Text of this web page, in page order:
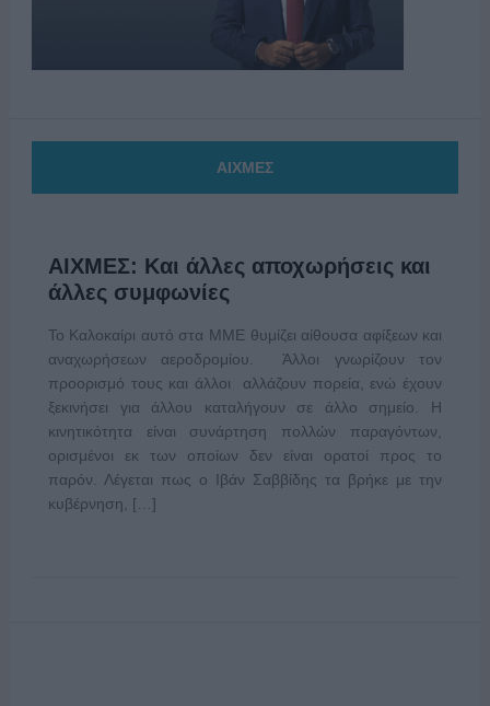
ΑΙΧΜΕΣ
ΑΙΧΜΕΣ: Και άλλες αποχωρήσεις και
άλλες συμφωνίες
Το Καλοκαίρι αυτό στα ΜΜΕ θυμίζει αίθουσα αφίξεων και
αναχωρήσεων αεροδρομίου. Άλλοι γνωρίζουν τον
προορισμό τους και άλλοι αλλάζουν πορεία, ενώ έχουν
ξεκινήσει για άλλου καταλήγουν σε άλλο σημείο. Η
κινητικότητα είναι συνάρτηση πολλών παραγόντων,
ορισμένοι εκ των οποίων δεν είναι ορατοί προς το
παρόν. Λέγεται πως ο Ιβάν Σαββίδης τα βρήκε με την
κυβέρνηση, […]